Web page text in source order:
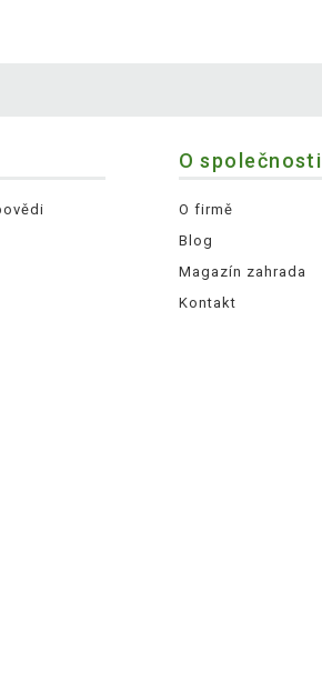
O společnosti
O firmě
Blog
Magazín zahrada
Kontakt